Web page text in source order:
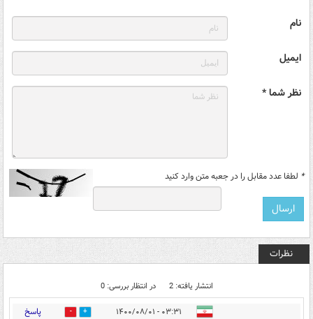
نام
ایمیل
نظر شما *
* لطفا عدد مقابل را در جعبه متن وارد کنید
نظرات
انتشار یافته: 2 در انتظار بررسی: 0
۰۳:۳۱ - ۱۴۰۰/۰۸/۰۱ 0 پاسخ